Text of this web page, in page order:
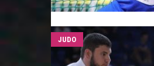
JUDO